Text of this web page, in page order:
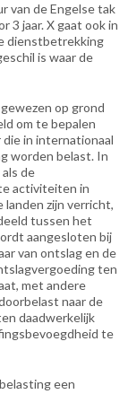
van de Engelse tak
3 jaar. X gaat ook in
dienstbetrekking
is waar de
op grond
om te bepalen
in internationaal
worden belast. In
de
activiteiten in
zijn verricht,
tussen het
aangesloten bij
van ontslag en de
ten
met andere
naar de
daadwerkelijk
te
een